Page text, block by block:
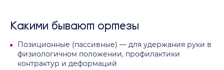
Какими бывают ортезы
Позиционные (пассивные) — для удержания руки в
физиологичном положении, профилактики
контрактур и деформаций